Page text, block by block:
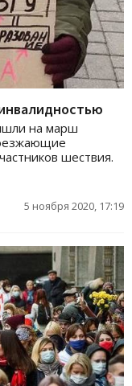
на марш
шествия.
5 ноября 2020, 17:19